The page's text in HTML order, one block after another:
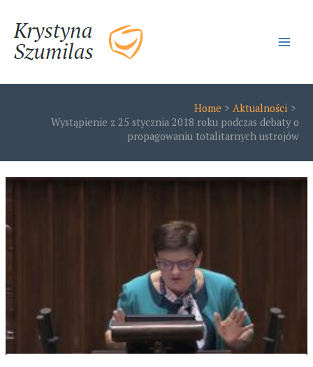
content
Home
Aktualności
Wystąpienie z 25 stycznia 2018 roku podczas debaty o
propagowaniu totalitarnych ustrojów